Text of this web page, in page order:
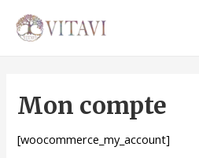
Mon compte
[woocommerce_my_account]